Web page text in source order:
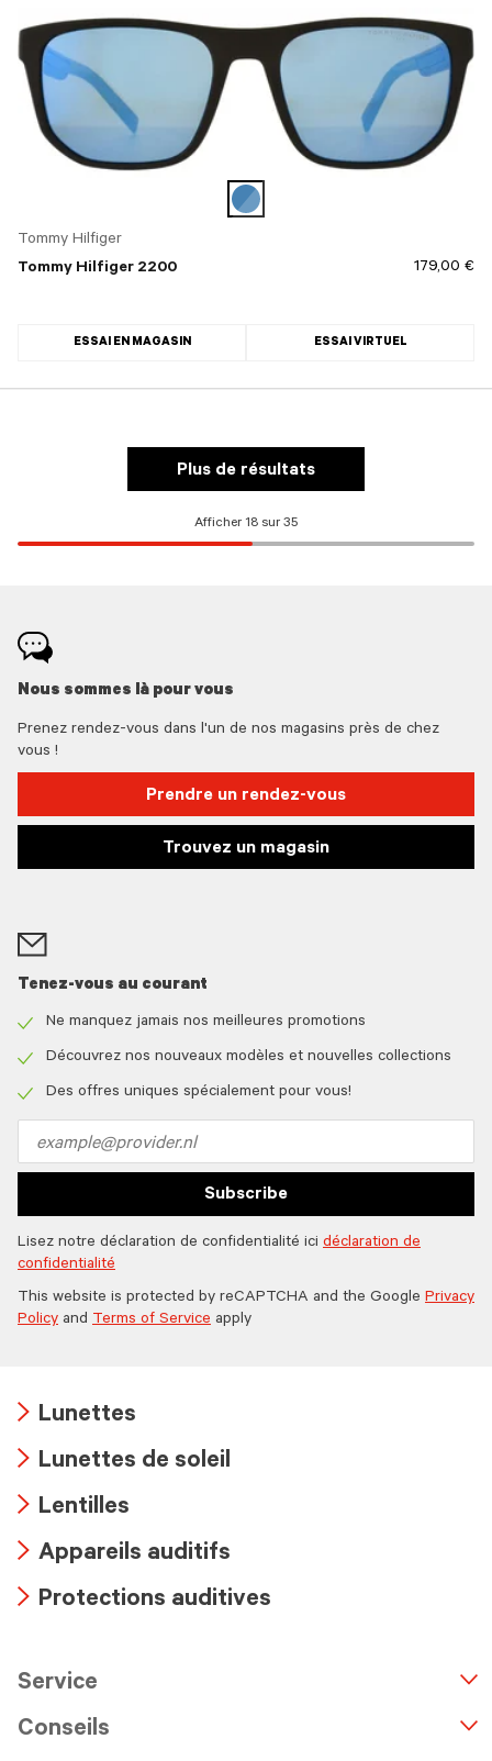
Tommy Hilfiger
Tommy Hilfiger 2200
179,00 €
ESSAI EN MAGASIN ESSAI VIRTUEL
Plus de résultats
Afficher 18 sur 35
Nous sommes là pour vous
Prenez rendez-vous dans l'un de nos magasins près de chez
vous !
Prendre un rendez-vous
Trouvez un magasin
Tenez-vous au courant
icon
Ne manquez jamais nos meilleures promotions
icon
Découvrez nos nouveaux modèles et nouvelles collections
Des offres uniques spécialement pour vous!
address
Subscribe
Lisez notre déclaration de confidentialité ici déclaration de
confidentialité
This website is protected by reCAPTCHA and the Google Privacy
Policy and Terms of Service apply
icon
Lunettes
icon
Lunettes de soleil
icon
Lentilles
icon
Appareils auditifs
Protections auditives
Service
Conseils